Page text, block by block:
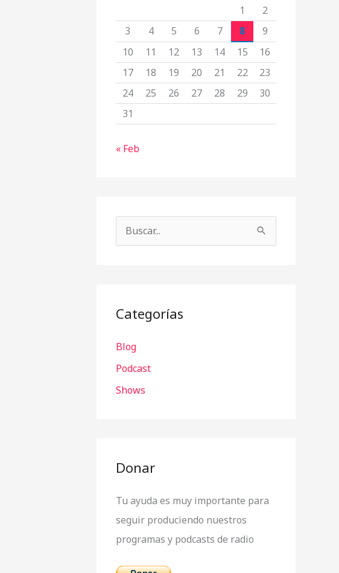
1
2
3
4 5 6 7 8
9
10
11 12 13 14 15
16
17
18 19 20 21 22
23
24
25 26 27 28 29
30
31
« Feb
a
p
o
r
Categorías
Blog
Podcast
Shows
Donar
Tu ayuda es muy importante para
seguir produciendo nuestros
programas y podcasts de radio